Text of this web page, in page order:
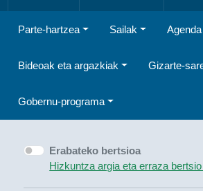
Parte-hartzea Sailak Agenda
Bideoak eta argazkiak Gizarte-
Gobernu-programa
Erabateko bertsioa
Hizkuntza argia eta erraza